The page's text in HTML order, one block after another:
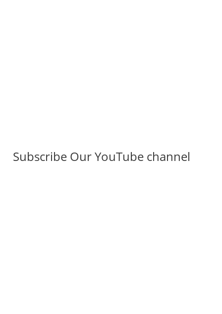
Subscribe Our YouTube channel